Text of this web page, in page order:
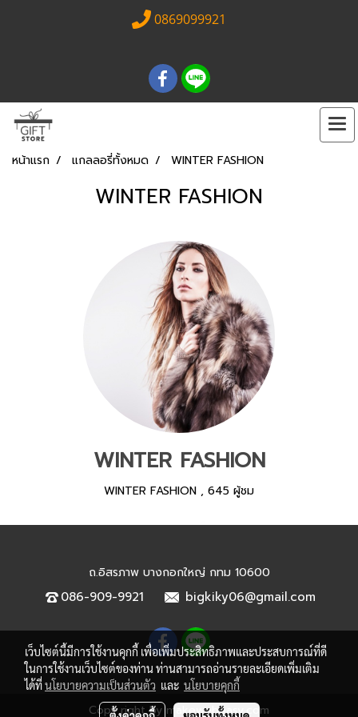
0869099921
หน้าแรก แกลลอรี่ทั้งหมด WINTER FASHION
WINTER FASHION
WINTER FASHION
WINTER FASHION , 645 ผู้ชม
ถ.อิสรภาพ บางกอกใหญ่ กทม 10600
086-909-9921 bigkiky06@gmail.com
Copy right by makewebeasy.com
เว็บไซต์นี้มีการใช้งานคุกกี้ เพื่อเพิ่มประสิทธิภาพและประสบการณ์ที่ดี
ในการใช้งานเว็บไซต์ของท่าน ท่านสามารถอ่านรายละเอียดเพิ่มเติม
ได้ที่นโยบายความเป็นส่วนตัว และ นโยบายคุกกี้